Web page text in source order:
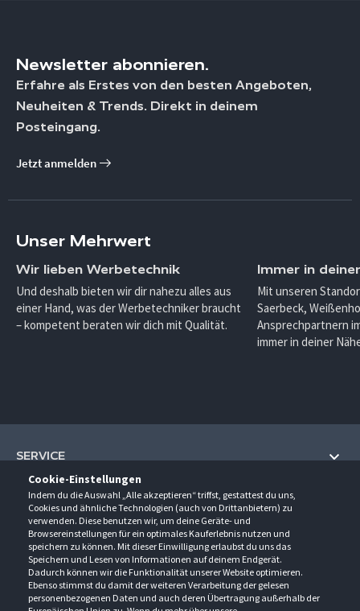
Cookie-Einstellungen
Indem du die Auswahl „Alle akzeptieren“ triffst, gestattest du uns,
Cookies und ähnliche Technologien (auch von Drittanbietern) zu
verwenden. Diese benutzen wir, um deine Geräte- und
Browsereinstellungen für ein optimales Kauferlebnis nutzen und
speichern zu können. Mit dieser Einwilligung erlaubst du uns das
Speichern und Lesen von Informationen auf deinem Endgerät.
Dadurch können wir die Funktionalität unserer Website optimieren.
Ebenso stimmst du damit der weiteren Verarbeitung der gelesen
personenbezogenen Daten und auch deren Übertragung außerhalb der
Newsletter abonnieren.
Erfahre als Erstes von den besten Angeboten,
Neuheiten & Trends. Direkt in deinem
Posteingang.
Jetzt anmelden
Unser Mehrwert
Wir lieben Werbetechnik
Und deshalb bieten wir dir nahezu alles aus
einer Hand, was der Werbetechniker braucht
– kompetent beraten wir dich mit Qualität.
Immer in
Mit unseren
Saerbeck,
Ansprechpartnern
immer in deiner
SERVICE
Hilfe und Information
Fragen und Antworten (FAQ)
Kontakt
Newsletter
Events
UNTERNEHMEN
Über uns
Anfahrt
Ansprechpartner
Außendienstbesuch
KONTAKT
Gröner-Schulze GmbH
Sarirstraße 5
12529 Schönefeld
ÖFFNUNGSZEITEN
Montag - Donnerstag 9:00 - 17:00